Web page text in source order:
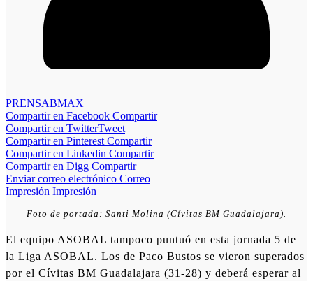
PRENSABMAX
Compartir en Facebook Compartir
Compartir en TwitterTweet
Compartir en Pinterest Compartir
Compartir en Linkedin Compartir
Compartir en Digg Compartir
Enviar correo electrónico Correo
Impresión Impresión
Foto de portada: Santi Molina (Cívitas BM Guadalajara).
El equipo ASOBAL tampoco puntuó en esta jornada 5 de
la Liga ASOBAL. Los de Paco Bustos se vieron superados
por el Cívitas BM Guadalajara (31-28) y deberá esperar al